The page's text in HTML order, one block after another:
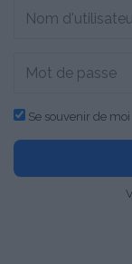
Se souvenir de moi